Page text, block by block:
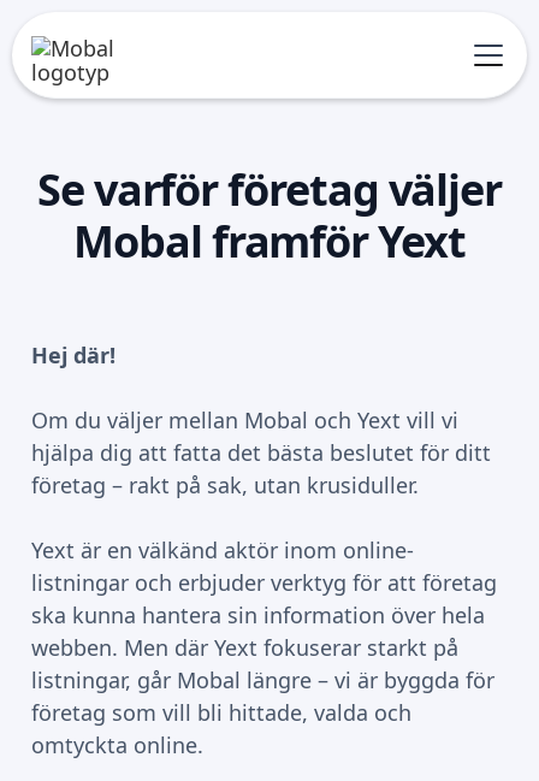
Se varför företag väljer
Mobal framför Yext
Hej där!
Om du väljer mellan Mobal och Yext vill vi
hjälpa dig att fatta det bästa beslutet för ditt
företag – rakt på sak, utan krusiduller.
Yext är en välkänd aktör inom online-
listningar och erbjuder verktyg för att företag
ska kunna hantera sin information över hela
webben. Men där Yext fokuserar starkt på
listningar, går Mobal längre – vi är byggda för
företag som vill bli hittade, valda och
omtyckta online.